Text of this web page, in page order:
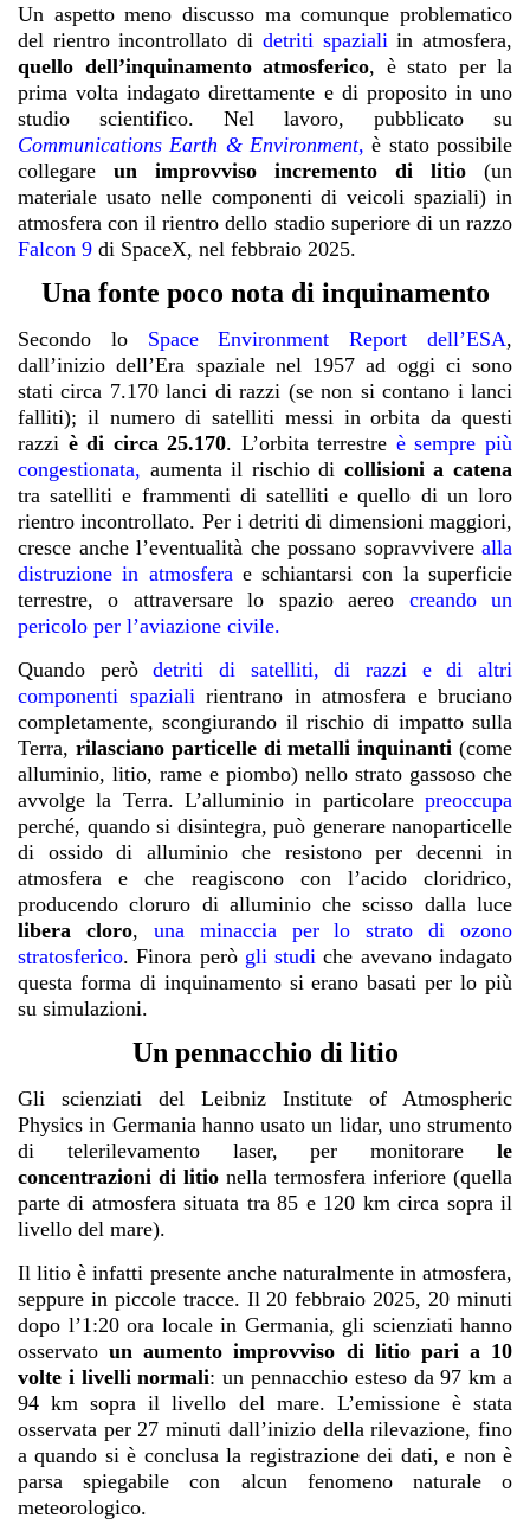
Un aspetto meno discusso ma comunque problematico
del rientro incontrollato di detriti spaziali in atmosfera,
quello dell’inquinamento atmosferico, è stato per la
prima volta indagato direttamente e di proposito in uno
studio scientifico. Nel lavoro, pubblicato su
Communications Earth & Environment, è stato possibile
collegare un improvviso incremento di litio (un
materiale usato nelle componenti di veicoli spaziali) in
atmosfera con il rientro dello stadio superiore di un razzo
Falcon 9 di SpaceX, nel febbraio 2025.
Una fonte poco nota di inquinamento
Secondo lo Space Environment Report dell’ESA,
dall’inizio dell’Era spaziale nel 1957 ad oggi ci sono
stati circa 7.170 lanci di razzi (se non si contano i lanci
falliti); il numero di satelliti messi in orbita da questi
razzi è di circa 25.170. L’orbita terrestre è sempre più
congestionata, aumenta il rischio di collisioni a catena
tra satelliti e frammenti di satelliti e quello di un loro
rientro incontrollato. Per i detriti di dimensioni maggiori,
cresce anche l’eventualità che possano sopravvivere alla
distruzione in atmosfera e schiantarsi con la superficie
terrestre, o attraversare lo spazio aereo
creando un
pericolo per l’aviazione civile.
Quando peròdetriti di satelliti, di razzi e di altri
componenti spaziali rientrano in atmosfera e bruciano
completamente, scongiurando il rischio di impatto sulla
Terra, rilasciano particelle di metalli inquinanti (come
alluminio, litio, rame e piombo) nello strato gassoso che
avvolge la Terra. L’alluminio in particolare preoccupa
perché, quando si disintegra, può generare nanoparticelle
di ossido di alluminio che resistono per decenni in
atmosfera e che reagiscono con l’acido cloridrico,
producendo cloruro di alluminio che scisso dalla luce
libera cloro, una minaccia per lo strato di ozono
stratosferico. Finora però gli studi che avevano indagato
questa forma di inquinamento si erano basati per lo più
su simulazioni.
Un pennacchio di litio
Gli scienziati del Leibniz Institute of Atmospheric
Physics in Germania hanno usato un lidar, uno strumento
di telerilevamento laser, per monitorare le
concentrazioni di litio nella termosfera inferiore (quella
parte di atmosfera situata tra 85 e 120 km circa sopra il
livello del mare).
Il litio è infatti presente anche naturalmente in atmosfera,
seppure in piccole tracce. Il 20 febbraio 2025, 20 minuti
dopo l’1:20 ora locale in Germania, gli scienziati hanno
osservato un aumento improvviso di litio pari a 10
volte i livelli normali: un pennacchio esteso da 97 km a
94 km sopra il livello del mare. L’emissione è stata
osservata per 27 minuti dall’inizio della rilevazione, fino
a quando si è conclusa la registrazione dei dati, e non è
parsa spiegabile con alcun fenomeno naturale o
meteorologico.